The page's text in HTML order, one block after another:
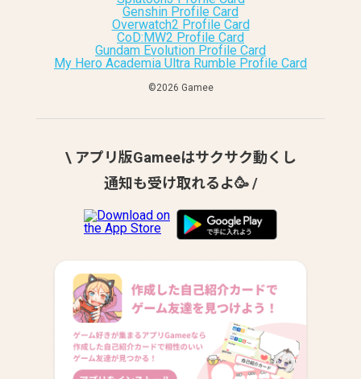
Genshin Profile Card
Overwatch2 Profile Card
CoD:MW2 Profile Card
Gundam Evolution Profile Card
My Hero Academia Ultra Rumble Profile Card
©︎2026 Gamee
\ アプリ版Gameeはサクサク動くし
通知も受け取れるよ🥳 /